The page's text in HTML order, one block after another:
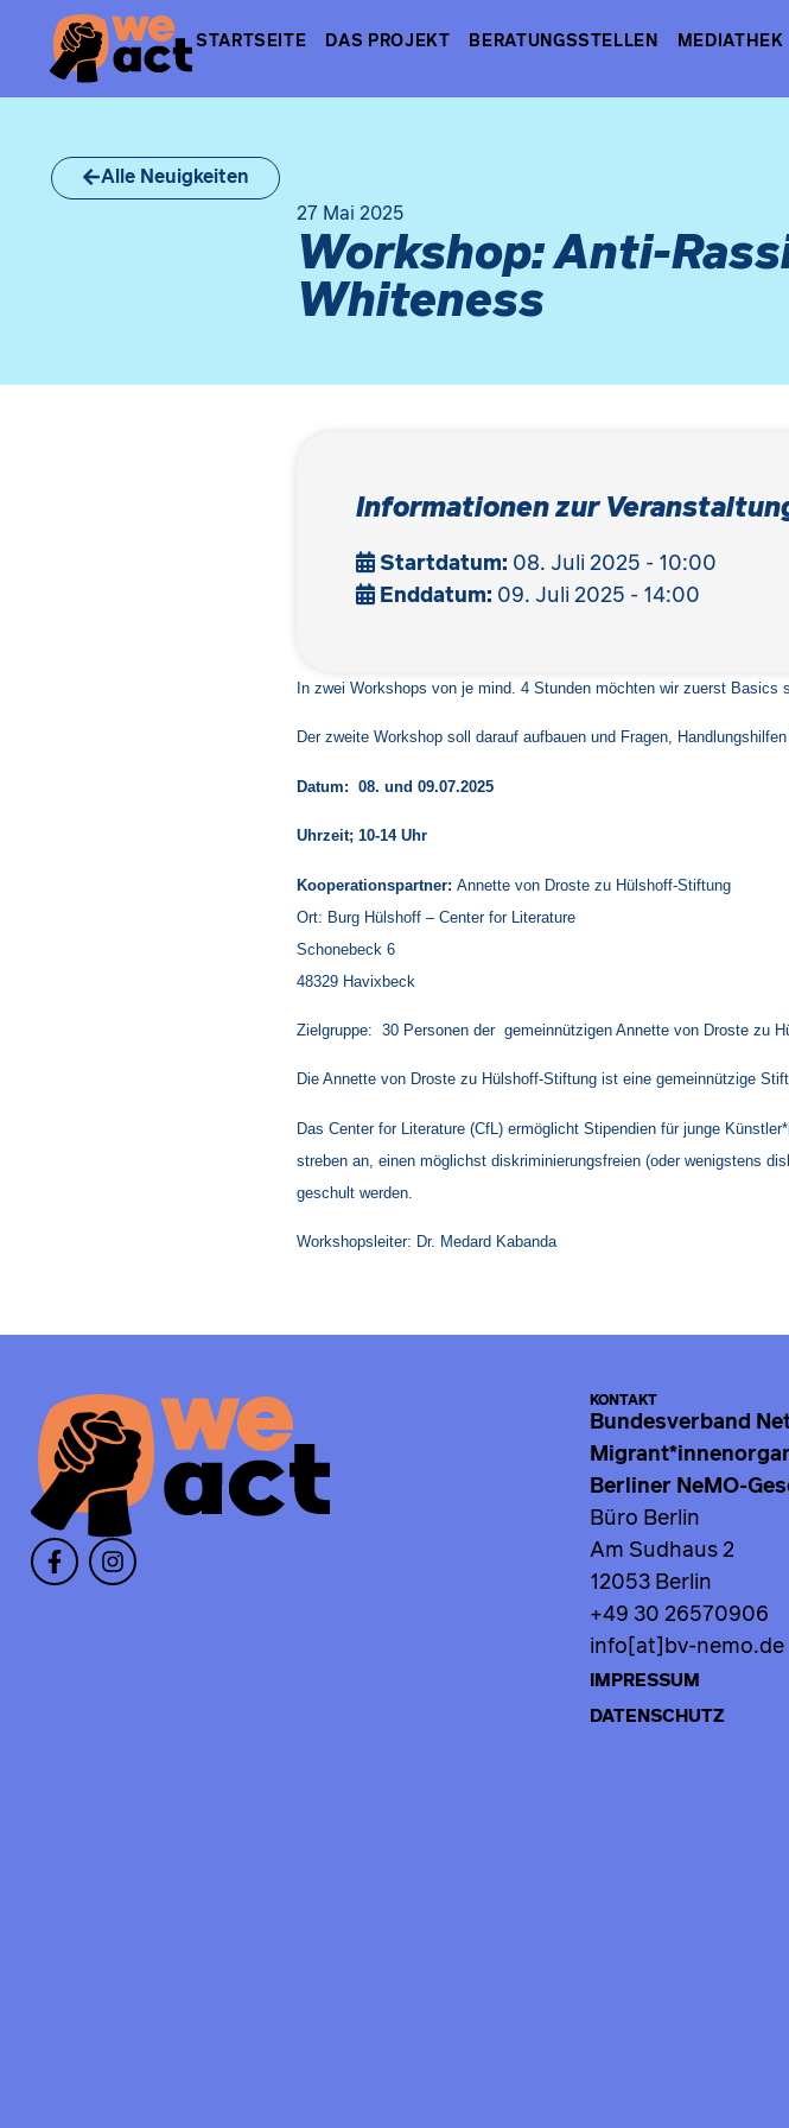
STARTSEITE DAS PROJEKT BERATUNGSSTELLEN MEDIATHEK
Alle Neuigkeiten
27 Mai 2025
Workshop: Anti-
Whiteness
Informationen zur
Startdatum: 08. Juli 2025 - 10:00
Enddatum: 09. Juli 2025 - 14:00
In zwei Workshops von je mind. 4 Stunden möchten wir zuerst Basics
Der zweite Workshop soll darauf aufbauen und Fragen,
Datum: 08. und 09.07.2025
Uhrzeit; 10-14 Uhr
Kooperationspartner: Annette von Droste zu Hülshoff-Stiftung
Ort: Burg Hülshoff – Center for Literature
Schonebeck 6
48329 Havixbeck
Zielgruppe: 30 Personen der gemeinnützigen Annette von Droste zu
Die Annette von Droste zu Hülshoff-Stiftung ist eine gemeinnützige
Das Center for Literature (CfL) ermöglicht Stipendien für junge
streben an, einen möglichst diskriminierungsfreien (oder wenigstens
geschult werden.
Workshopsleiter: Dr. Medard Kabanda
KONTAKT
Bundesverband
Berliner NeMO-
Büro Berlin
Am Sudhaus 2
12053 Berlin
+49 30 26570906
info[at]bv-nemo.de
IMPRESSUM
DATENSCHUTZ